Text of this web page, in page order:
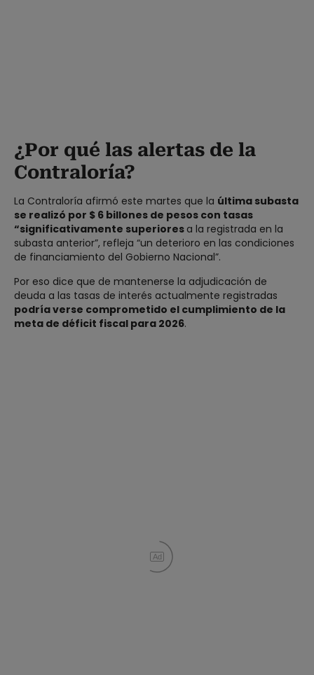
¿Por qué las alertas de la
Contraloría?
La Contraloría afirmó este martes que la última subasta
se realizó por $ 6 billones de pesos con tasas
“significativamente superiores a la registrada en la
subasta anterior”, refleja “un deterioro en las condiciones
de financiamiento del Gobierno Nacional”.
Por eso dice que de mantenerse la adjudicación de
deuda a las tasas de interés actualmente registradas
podría verse comprometido el cumplimiento de la
meta de déficit fiscal para 2026.
Ad